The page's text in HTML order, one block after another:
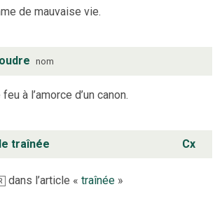
de mauvaise vie.
nom
à l’amorce d’un canon.
traînée Cx
dans l’article « traînée»